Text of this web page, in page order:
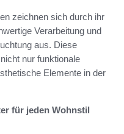
zeichnen sich durch ihr
Verarbeitung und
aus. Diese
nur funktionale
Elemente in der
für jeden Wohnstil